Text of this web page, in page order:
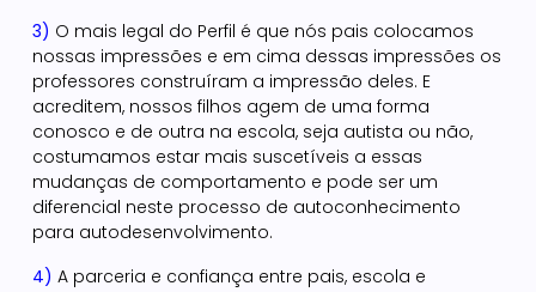
3) O mais legal do Perfil é que nós pais colocamos
nossas impressões e em cima dessas impressões os
professores construíram a impressão deles. E
acreditem, nossos filhos agem de uma forma
conosco e de outra na escola, seja autista ou não,
costumamos estar mais suscetíveis a essas
mudanças de comportamento e pode ser um
diferencial neste processo de autoconhecimento
para autodesenvolvimento.
4) A parceria e confiança entre pais, escola e